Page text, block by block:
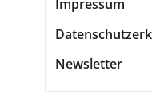
Impressum
Newsletter